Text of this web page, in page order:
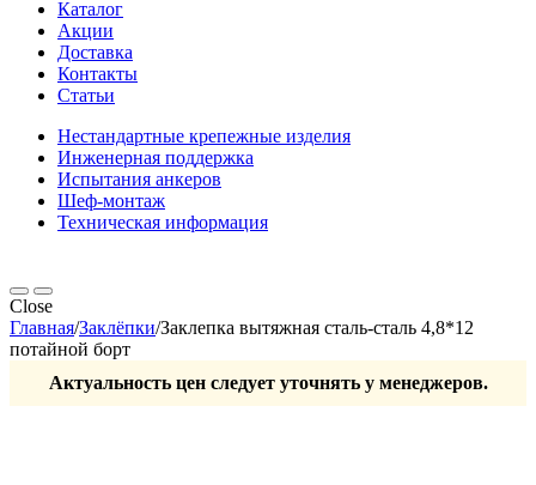
Каталог
Акции
Доставка
Контакты
Статьи
Нестандартные крепежные изделия
Инженерная поддержка
Испытания анкеров
Шеф-монтаж
Техническая информация
Close
Главная/Заклёпки/Заклепка вытяжная сталь-сталь 4,8*12
потайной борт
Актуальность цен следует уточнять у менеджеров.